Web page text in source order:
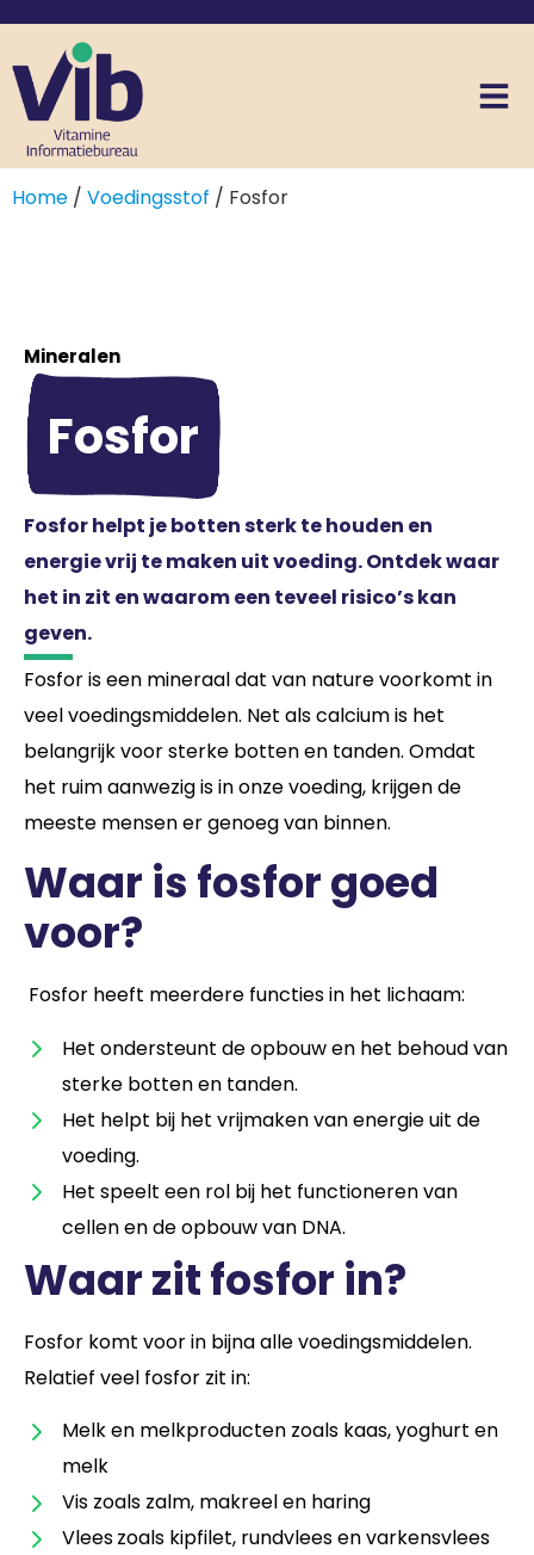
Home / Voedingsstof / Fosfor
Mineralen
Fosfor
Fosfor helpt je botten sterk te houden en
energie vrij te maken uit voeding. Ontdek waar
het in zit en waarom een teveel risico’s kan
geven.
Fosfor is een mineraal dat van nature voorkomt in
veel voedingsmiddelen. Net als calcium is het
belangrijk voor sterke botten en tanden. Omdat
het ruim aanwezig is in onze voeding, krijgen de
meeste mensen er genoeg van binnen.
Waar is fosfor goed
voor?
Fosfor heeft meerdere functies in het lichaam:
Het ondersteunt de opbouw en het behoud van
sterke botten en tanden.
Het helpt bij het vrijmaken van energie uit de
voeding.
Het speelt een rol bij het functioneren van
cellen en de opbouw van DNA.
Waar zit fosfor in?
Fosfor komt voor in bijna alle voedingsmiddelen.
Relatief veel fosfor zit in:
Melk en melkproducten zoals kaas, yoghurt en
melk
Vis zoals zalm, makreel en haring
Vleeszoals kipfilet, rundvlees en varkensvlees